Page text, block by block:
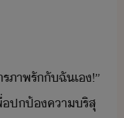
ภา​พรั​ั​ฉั​เ​!​”​
ปป้​คาริสุ